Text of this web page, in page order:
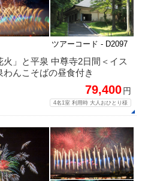
ツアーコード - D2097
」と平泉 中尊寺2日間＜イス
んこそばの昼食付き
79,400 円
4名1室 利用時 大人おひとり様